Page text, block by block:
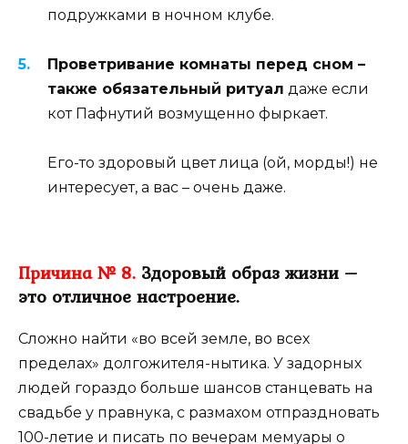
подружками в ночном клубе.
Проветривание комнаты перед сном –
также обязательный ритуал даже если
кот Пафнутий возмущенно фыркает.
Его-то здоровый цвет лица (ой, морды!) не
интересует, а вас – очень даже.
Причина № 8. Здоровый образ жизни –
это отличное настроение.
Сложно найти «во всей земле, во всех
пределах» долгожителя-нытика. У задорных
людей гораздо больше шансов станцевать на
свадьбе у правнука, с размахом отпраздновать
100-летие и писать по вечерам мемуары о